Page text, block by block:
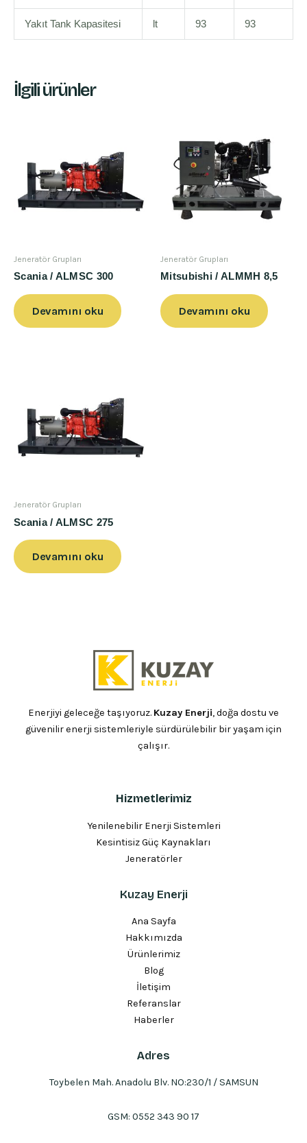
Yakıt Tank Kapasitesi lt 93 93
İlgili ürünler
Jeneratör Grupları
Scania / ALMSC 300
Devamını oku
Jeneratör Grupları
Mitsubishi / ALMMH 8,5
Devamını oku
Jeneratör Grupları
Scania / ALMSC 275
Devamını oku
Enerjiyi geleceğe taşıyoruz. Kuzay Enerji, doğa dostu ve
güvenilir enerji sistemleriyle sürdürülebilir bir yaşam için
çalışır.
Hizmetlerimiz
Yenilenebilir Enerji Sistemleri
Kesintisiz Güç Kaynakları
Jeneratörler
Kuzay Enerji
Ana Sayfa
Hakkımızda
Ürünlerimiz
Blog
İletişim
Referanslar
Haberler
Adres
Toybelen Mah. Anadolu Blv. NO:230/1 / SAMSUN
GSM: 0552 343 90 17